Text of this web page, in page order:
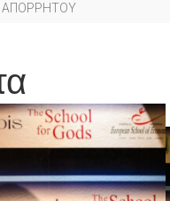
ΑΠΟΡΡΗΤΟΥ